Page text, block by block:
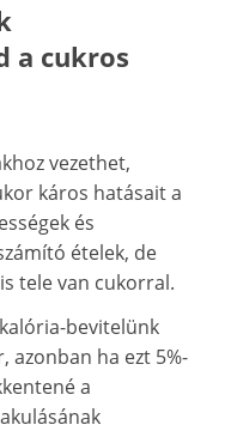
a cukros
vezethet,
káros hatásait a
és
ételek, de
tele van cukorral.
bevitelünk
azonban ha ezt 5%-
a